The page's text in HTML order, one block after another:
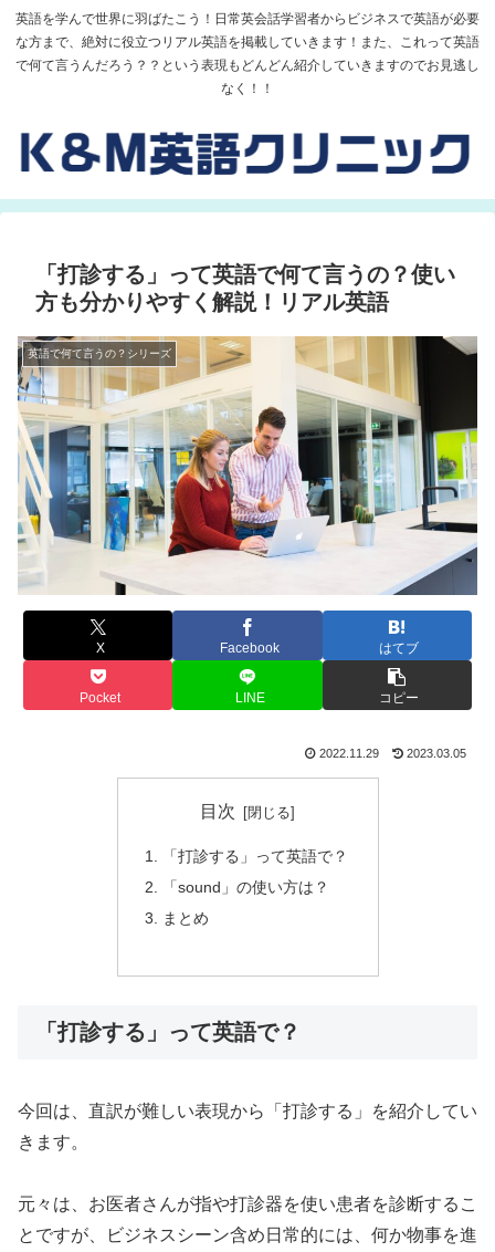
英語を学んで世界に羽ばたこう！日常英会話学習者からビジネスで英語が必要
な方まで、絶対に役立つリアル英語を掲載していきます！また、これって英語
で何て言うんだろう？？という表現もどんどん紹介していきますのでお見逃し
なく！！
「打診する」って英語で何て言うの？使い
方も分かりやすく解説！リアル英語
英語で何て言うの？シリーズ
X Facebook はてブ
Pocket LINE コピー
2022.11.29 2023.03.05
目次
「打診する」って英語で？
「sound」の使い方は？
まとめ
「打診する」って英語で？
今回は、直訳が難しい表現から「打診する」を紹介してい
きます。
元々は、お医者さんが指や打診器を使い患者を診断するこ
とですが、ビジネスシーン含め日常的には、何か物事を進